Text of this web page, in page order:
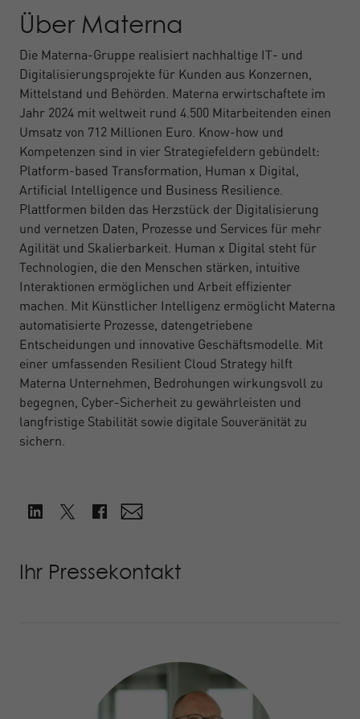
Über Materna
Die Materna-Gruppe realisiert nachhaltige IT- und
Digitalisierungsprojekte für Kunden aus Konzernen,
Mittelstand und Behörden. Materna erwirtschaftete im
Jahr 2024 mit weltweit rund 4.500 Mitarbeitenden einen
Umsatz von 712 Millionen Euro. Know-how und
Kompetenzen sind in vier Strategiefeldern gebündelt:
Platform-based Transformation, Human x Digital,
Artificial Intelligence und Business Resilience.
Plattformen bilden das Herzstück der Digitalisierung
und vernetzen Daten, Prozesse und Services für mehr
Agilität und Skalierbarkeit. Human x Digital steht für
Technologien, die den Menschen stärken, intuitive
Interaktionen ermöglichen und Arbeit effizienter
machen. Mit Künstlicher Intelligenz ermöglicht Materna
automatisierte Prozesse, datengetriebene
Entscheidungen und innovative Geschäftsmodelle. Mit
einer umfassenden Resilient Cloud Strategy hilft
Materna Unternehmen, Bedrohungen wirkungsvoll zu
begegnen, Cyber-Sicherheit zu gewährleisten und
langfristige Stabilität sowie digitale Souveränität zu
sichern.
Ihr Pressekontakt